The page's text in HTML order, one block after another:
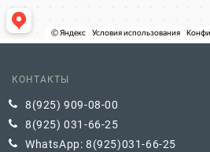
КОНТАКТЫ
8(925) 909-08-00
8(925) 031-66-25
WhatsApp: 8(925)031-66-25